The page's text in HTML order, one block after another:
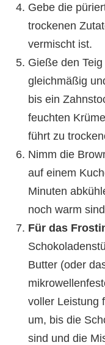
Gebe die
trockenen
vermischt ist.
Gieße den
gleichmäßig
bis ein
feuchten
führt zu
Nimm die
auf einem
Minuten
noch warm
Für das
Butter (oder
voller Leistung
um, bis die
sind und die